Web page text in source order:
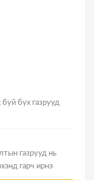
бүх газрууд
газрууд нь
гарч ирнэ